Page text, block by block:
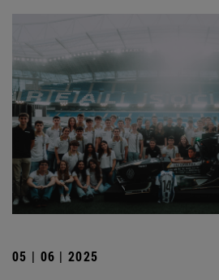
05 | 06 | 2025